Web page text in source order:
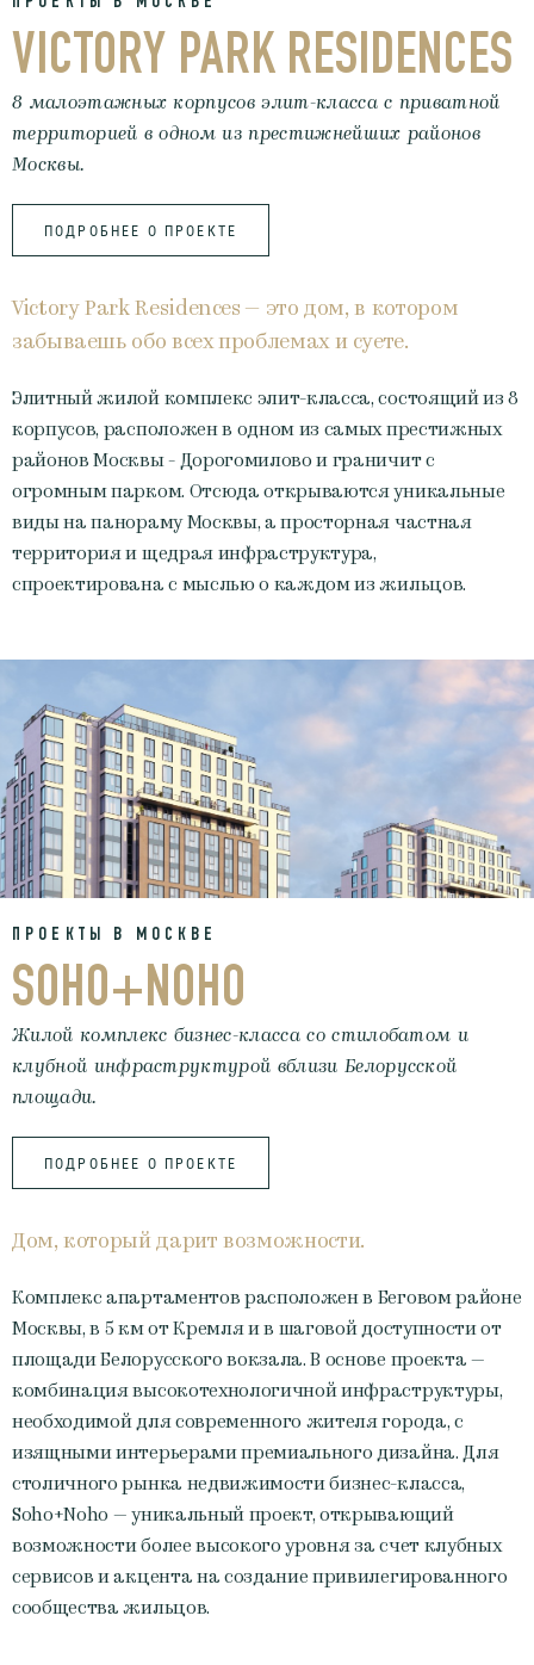
VICTORY PARK RESIDENCES
8 малоэтажных корпусов элит-класса с приватной
территорией в одном из престижнейших районов
Москвы.
ПОДРОБНЕЕ О ПРОЕКТЕ
Victory Park Residences — это дом, в котором
забываешь обо всех проблемах и суете.
Элитный жилой комплекс элит-класса, состоящий из 8
корпусов, расположен в одном из самых престижных
районов Москвы - Дорогомилово и граничит с
огромным парком. Отсюда открываются уникальные
виды на панораму Москвы, а просторная частная
территория и щедрая инфраструктура,
спроектирована с мыслью о каждом из жильцов.
ПРОЕКТЫ В МОСКВЕ
SOHO+NOHO
Жилой комплекс бизнес-класса со стилобатом и
клубной инфраструктурой вблизи Белорусской
площади.
ПОДРОБНЕЕ О ПРОЕКТЕ
Дом, который дарит возможности.
Комплекс апартаментов расположен в Беговом районе
Москвы, в 5 км от Кремля и в шаговой доступности от
площади Белорусского вокзала. В основе проекта —
комбинация высокотехнологичной инфраструктуры,
необходимой для современного жителя города, с
изящными интерьерами премиального дизайна. Для
столичного рынка недвижимости бизнес-класса,
Soho+Noho — уникальный проект, открывающий
возможности более высокого уровня за счет клубных
сервисов и акцента на создание привилегированного
сообщества жильцов.